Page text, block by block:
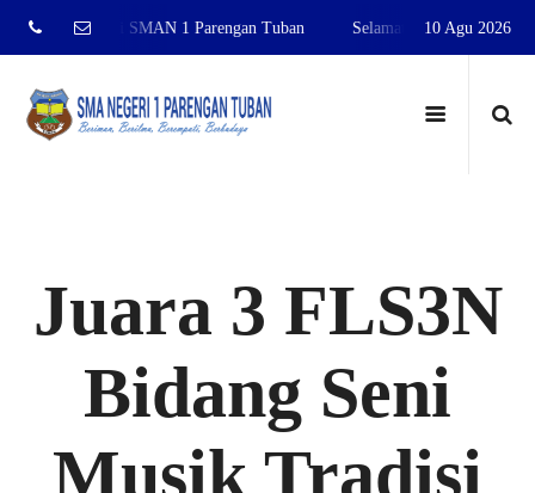
resmi SMAN 1 Parengan Tuban Selamat Datang di Website
10 Agu 2026
Juara 3 FLS3N
Bidang Seni
Musik Tradisi